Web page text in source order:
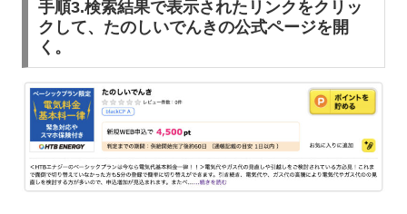
手順3.検索結果で表示されたリンクをクリッ
クして、たのしいでんきの公式ページを開
く。